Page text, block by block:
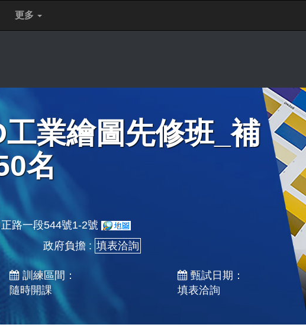
更多
業繪圖先修班_補
名
路一段544號1-2號
政府負擔 : 填表洽詢
訓練區間：
隨時開課
甄試日期：
填表洽詢